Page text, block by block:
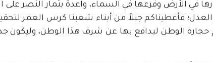
في الأرض وفرعها في السماء، واعدة بثمار النصر على
والعدل؛ فأعطيناكم جيلاً من أبناء شعبنا كرس العمر
حجارة الوطن ليدافع بها عن شرف هذا الوطن، وليكون